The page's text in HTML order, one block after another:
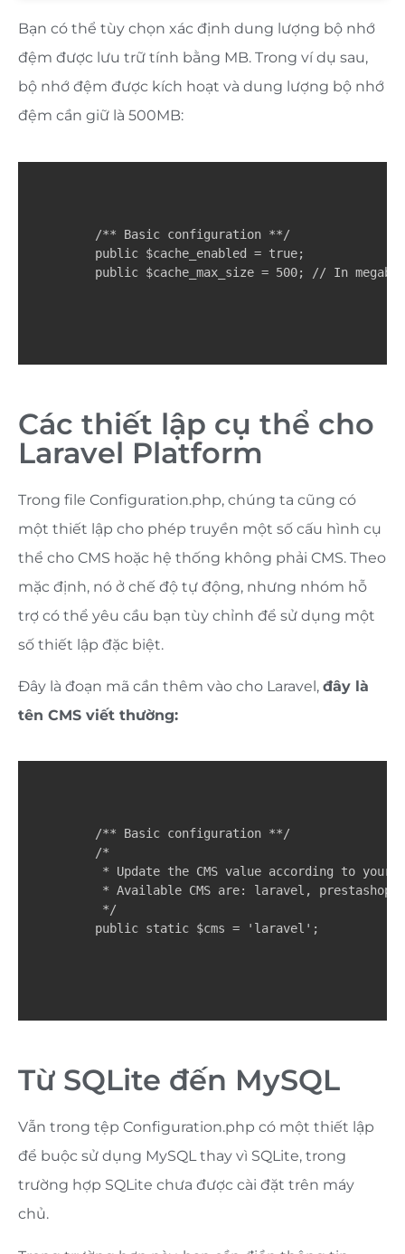
Bạn có thể tùy chọn xác định dung lượng bộ nhớ
đệm được lưu trữ tính bằng MB. Trong ví dụ sau,
bộ nhớ đệm được kích hoạt và dung lượng bộ nhớ
đệm cần giữ là 500MB:
    /** Basic configuration **/
    public $cache_enabled = true;
public $cache_max_size = 500; // In
Các thiết lập cụ thể cho
Laravel Platform
Trong file Configuration.php, chúng ta cũng có
một thiết lập cho phép truyền một số cấu hình cụ
thể cho CMS hoặc hệ thống không phải CMS. Theo
mặc định, nó ở chế độ tự động, nhưng nhóm hỗ
trợ có thể yêu cầu bạn tùy chỉnh để sử dụng một
số thiết lập đặc biệt.
Đây là đoạn mã cần thêm vào cho Laravel, đây là
tên CMS viết thường:
    /** Basic configuration **/
    /*
* Update the CMS value according to your
     * Available CMS are: laravel, prestashop
     */
    public static $cms = 'laravel';
Từ SQLite đến MySQL
Vẫn trong tệp Configuration.php có một thiết lập
để buộc sử dụng MySQL thay vì SQLite, trong
trường hợp SQLite chưa được cài đặt trên máy
chủ.